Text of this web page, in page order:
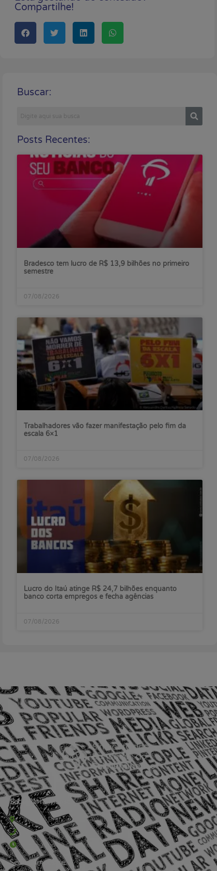
Compartilhe!
Buscar:
Posts Recentes:
Bradesco tem lucro de R$ 13,9 bilhões no primeiro
semestre
07/08/2026
Trabalhadores vão fazer manifestação pelo fim da
escala 6×1
07/08/2026
Lucro do Itaú atinge R$ 24,7 bilhões enquanto
banco corta empregos e fecha agências
07/08/2026
Sede Barra Mansa
Rua Rio Branco, nº107 (2º andar), Centro - Cep: 27.330-030
(24) 3323-2848 ou (24) 3323-2500
De segunda à sexta-feira , das 9h às 17h.
Sede Campestre: